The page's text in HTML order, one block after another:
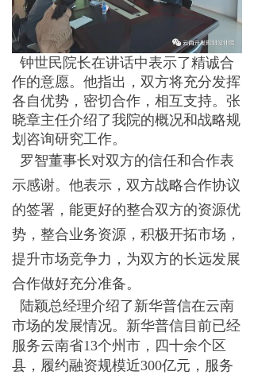
钟世民院长在讲话中表示了精诚合
作的意愿。他指出，双方将充分发挥
各自优势，密切合作，相互支持。张
晓章主任介绍了我院的概况和战略规
划咨询研究工作。
罗智董事长对双方的信任和合作表
示感谢。他表示，双方战略合作协议
的签署，能更好的整合双方的资源优
势，整合业务资源，积极开拓市场，
提升市场竞争力，为双方的长远发展
合作做好充分准备。
陆颖总经理介绍了新华普信在云南
市场的发展情况。新华普信目前已经
服务云南省13个州市，四十余个区
县，履约融资规模近300亿元，服务